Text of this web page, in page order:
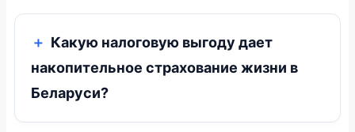
Какую налоговую выгоду дает
накопительное страхование жизни в
Беларуси?